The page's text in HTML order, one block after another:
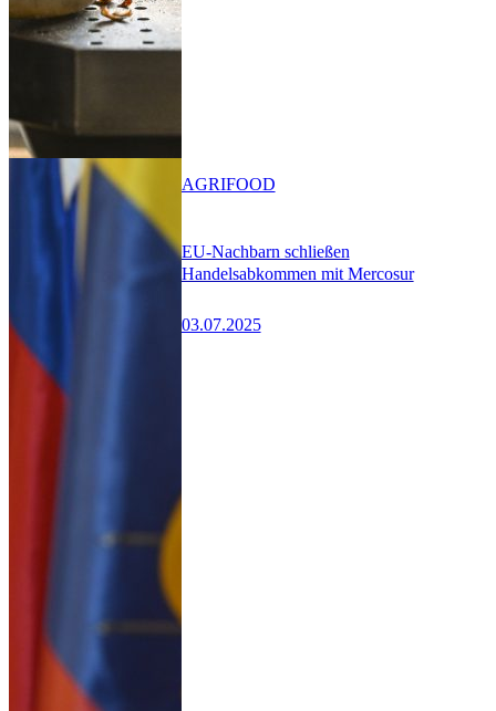
EU-Nachbarn schließen
Handelsabkommen mit Mercosur
03.07.2025
AGRIFOOD